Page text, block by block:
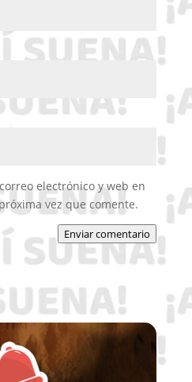
electrónico y web en
vez que comente.
Enviar comentario